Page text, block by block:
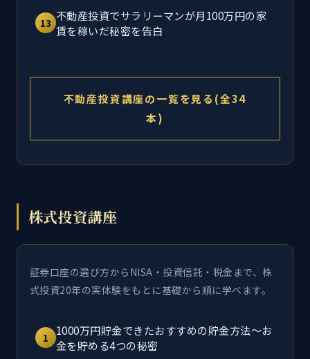
13 不動産投資でサラリーマンが月100万円の家
賃を稼いだ秘密を告白
不動産投資講座の一覧を見る(全34
本)
株式投資講座
証券口座の選び方からNISA・投資信託・税金まで、株
式投資20年の実体験をもとに基礎から順に学べます。
1
1000万円貯金できたおすすめの貯金方法～お
金を貯める4つの秘密